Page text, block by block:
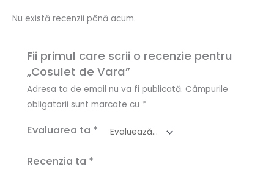
Nu există recenzii până acum.
Fii primul care scrii o recenzie pentru
„Cosulet de Vara”
Adresa ta de email nu va fi publicată. Câmpurile
obligatorii sunt marcate cu *
Evaluarea ta *
Recenzia ta *